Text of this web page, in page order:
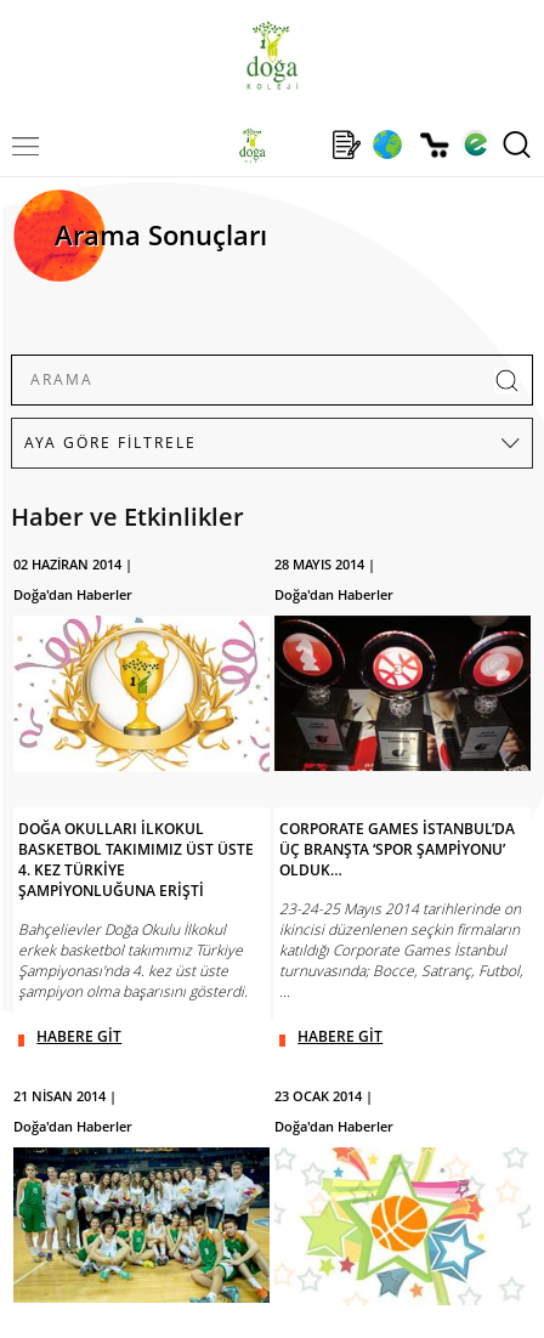
Arama Sonuçları
Haber ve Etkinlikler
02 HAZİRAN 2014 |
Doğa'dan Haberler
DOĞA OKULLARI İLKOKUL
BASKETBOL TAKIMIMIZ ÜST ÜSTE
4. KEZ TÜRKİYE
ŞAMPİYONLUĞUNA ERİŞTİ
Bahçelievler Doğa Okulu İlkokul
erkek basketbol takımımız Türkiye
Şampiyonası'nda 4. kez üst üste
şampiyon olma başarısını gösterdi.
HABERE GİT
28 MAYIS 2014 |
Doğa'dan Haberler
CORPORATE GAMES İSTANBUL’DA
ÜÇ BRANŞTA ‘SPOR ŞAMPİYONU’
OLDUK…
23-24-25 Mayıs 2014 tarihlerinde on
ikincisi düzenlenen seçkin firmaların
katıldığı Corporate Games İstanbul
turnuvasında; Bocce, Satranç, Futbol,
...
HABERE GİT
21 NİSAN 2014 |
Doğa'dan Haberler
23 OCAK 2014 |
Doğa'dan Haberler